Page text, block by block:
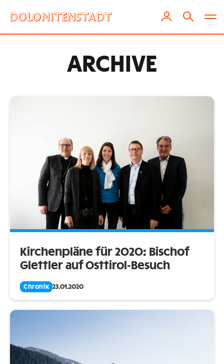
ARCHIVE
Kirchenpläne für 2020: Bischof
Glettler auf Osttirol-Besuch
Chronik 23.01.2020